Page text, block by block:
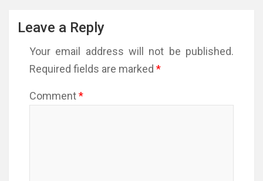
Leave a Reply
Your email address will not be published.
Required fields are marked *
Comment*